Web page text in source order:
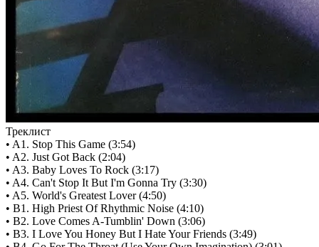
Треклист
• A1. Stop This Game (3:54)
• A2. Just Got Back (2:04)
• A3. Baby Loves To Rock (3:17)
• A4. Can't Stop It But I'm Gonna Try (3:30)
• A5. World's Greatest Lover (4:50)
• B1. High Priest Of Rhythmic Noise (4:10)
• B2. Love Comes A-Tumblin' Down (3:06)
• B3. I Love You Honey But I Hate Your Friends (3:49)